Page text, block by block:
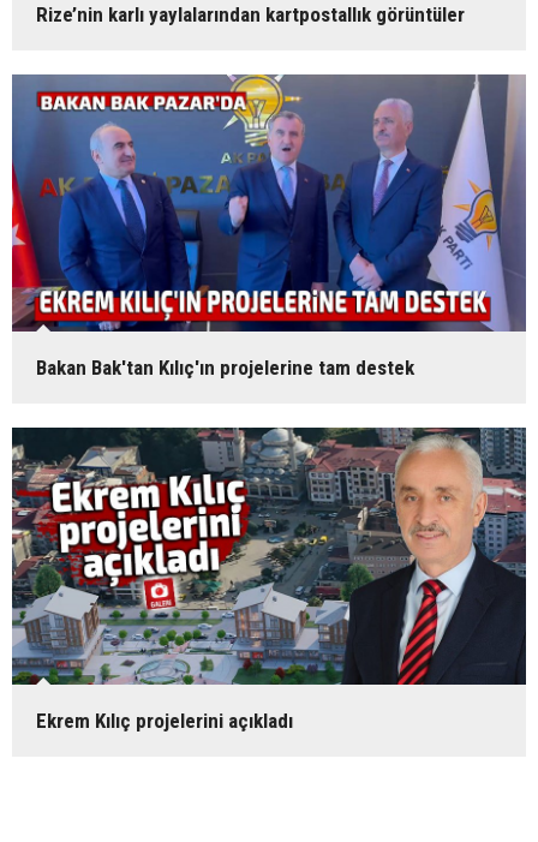
Rize’nin karlı yaylalarından kartpostallık görüntüler
Bakan Bak'tan Kılıç'ın projelerine tam destek
Ekrem Kılıç projelerini açıkladı